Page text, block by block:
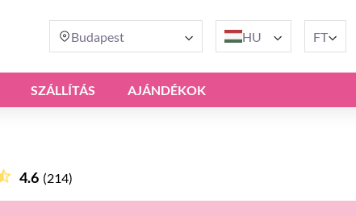
Budapest HU FT
SZÁLLÍTÁS AJÁNDÉKOK
4.6 (214)